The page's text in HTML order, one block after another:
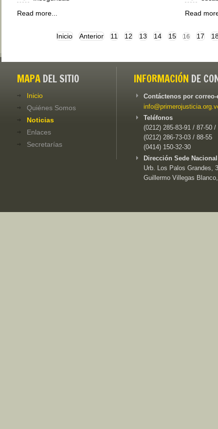
Read more...
Read
Inicio Anterior 11 12 13 14 15 16 17
MAPA DEL SITIO
Inicio
Quiénes Somos
Noticias
Enlaces
Secretarías
INFORMACIÓN DE
Contáctenos por
Teléfonos
(0212) 285-83-91 / 87-50 /
(0212) 286-73-03 / 88-55
(0414) 150-32-30
Dirección Sede
Urb. Los Palos Grandes,
Guillermo Villegas